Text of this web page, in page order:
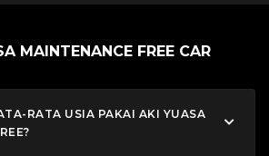
MAINTENANCE FREE CAR
RATA USIA PAKAI AKI YUASA